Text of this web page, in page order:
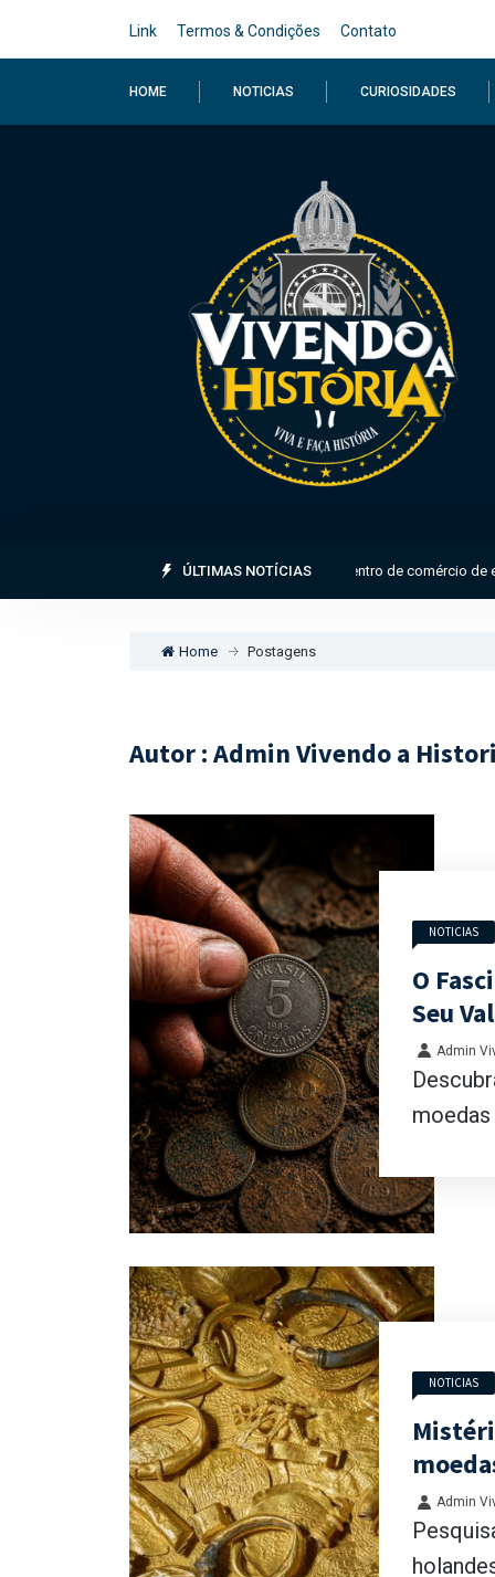
Link Termos & Condições Contato
HOME NOTICIAS CURIOSIDADES
ÚLTIMAS NOTÍCIAS
Assentamento celta revela possível centro de comércio de escravos
Home Postagens
Autor : Admin Vivendo a
NOTICIAS
O
Seu
Admin
moedas
NOTICIAS
30Admin